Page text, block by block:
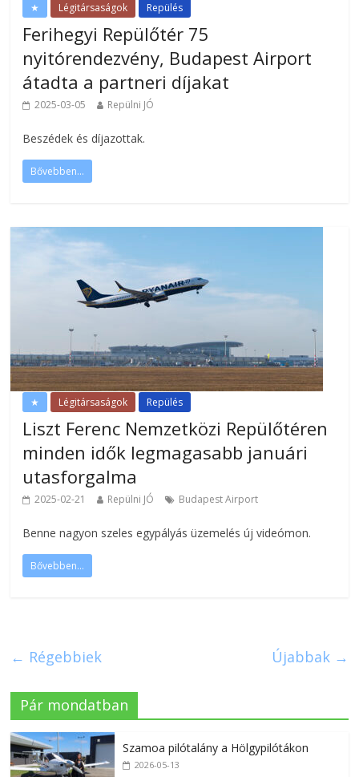
★ Légitársaságok Repülés
Ferihegyi Repülőtér 75
nyitórendezvény, Budapest Airport
átadta a partneri díjakat
2025-03-05 Repülni JÓ
Beszédek és díjazottak.
Bővebben...
★ Légitársaságok Repülés
Liszt Ferenc Nemzetközi Repülőtéren
minden idők legmagasabb januári
utasforgalma
2025-02-21 Repülni JÓ Budapest Airport
Benne nagyon szeles egypályás üzemelés új videómon.
Bővebben...
← Régebbiek Újabbak →
Pár mondatban
Szamoa pilótalány a Hölgypilótákon
2026-05-13